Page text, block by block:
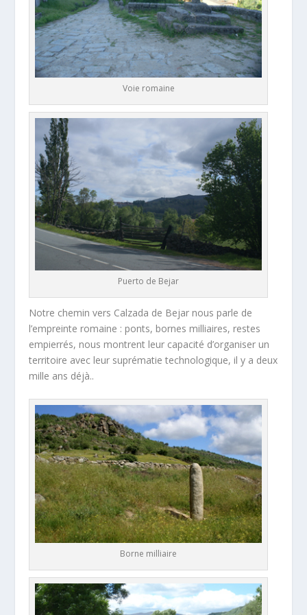
Voie romaine
Puerto de Bejar
Notre chemin vers Calzada de Bejar nous parle de
l’empreinte romaine : ponts, bornes milliaires, restes
empierrés, nous montrent leur capacité d’organiser un
territoire avec leur suprématie technologique, il y a deux
mille ans déjà..
Borne milliaire